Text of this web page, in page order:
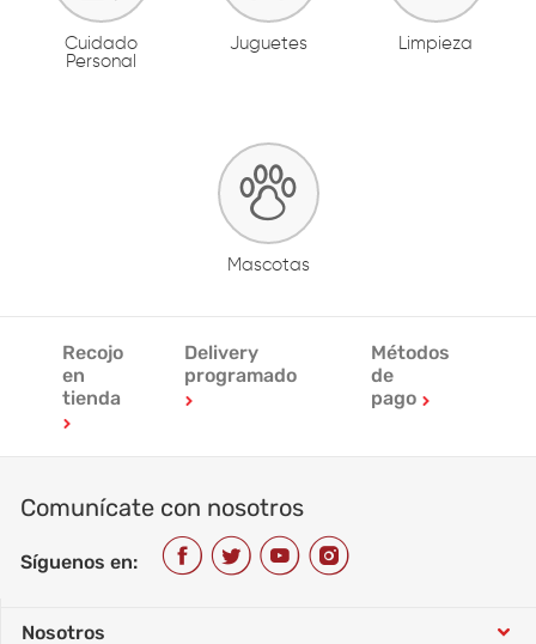
Cuidado
Personal
Juguetes Limpieza
Mascotas
Recojo
en
tienda
Delivery
programado
Métodos
de
pago
Comunícate con nosotros
Síguenos en:
Nosotros